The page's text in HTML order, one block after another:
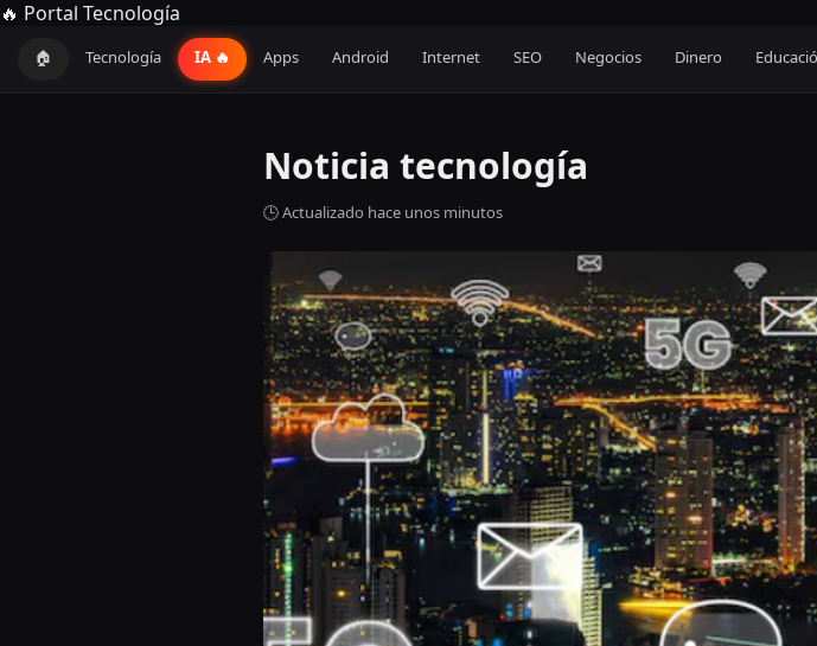
🔥 Portal Tecnología
🏠 Tecnología IA 🔥 Apps Android Internet SEO Negocios Dinero
Noticia tecnología
🕒 Actualizado hace unos minutos